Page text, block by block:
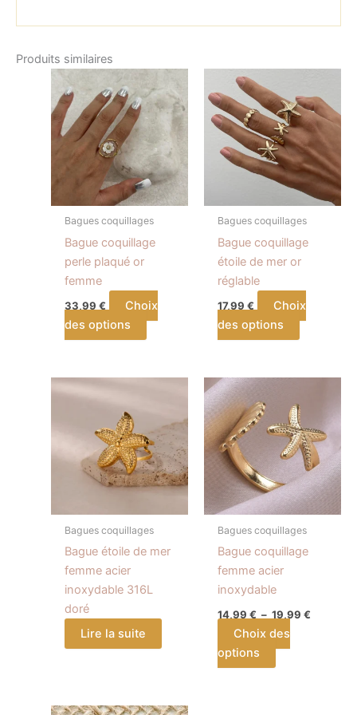
Produits similaires
Bagues coquillages
Bague coquillage
perle plaqué or
femme
33,99€
Choix
des options
produit
a
plusieurs
variations.
Les
options
choisies
la
page
Bagues coquillages
Bague coquillage
étoile de mer or
réglable
17,99€
Choix
des options
produit
a
plusieurs
variations.
Les
options
choisies
sur
la
page
Bagues coquillages
Bague étoile de mer
femme acier
inoxydable 316L
doré
Lire la suite
Bagues coquillages
Bague coquillage
femme acier
inoxydable
14,99€ – 19,99€
à
19,99 €
Choix des
options
produit
a
plusieurs
variations.
Les
options
être
choisies
sur
la
page
du
Plage